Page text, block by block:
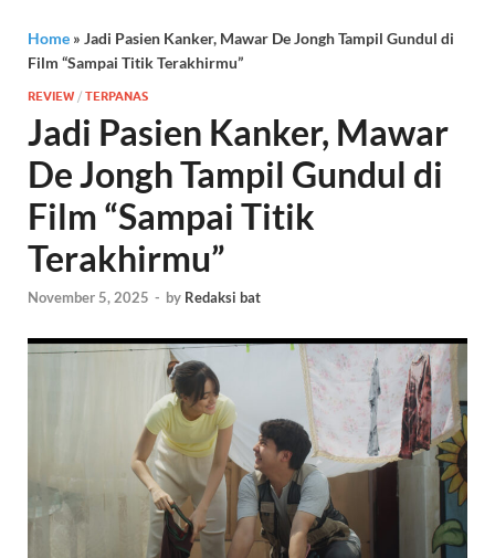
Home » Jadi Pasien Kanker, Mawar De Jongh Tampil Gundul di
Film “Sampai Titik Terakhirmu”
REVIEW / TERPANAS
Jadi Pasien Kanker, Mawar
De Jongh Tampil Gundul di
Film “Sampai Titik
Terakhirmu”
November 5, 2025 - by Redaksi bat